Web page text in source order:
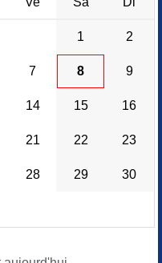
1 2
7 8 9
14 15 16
21 22 23
28 29 30